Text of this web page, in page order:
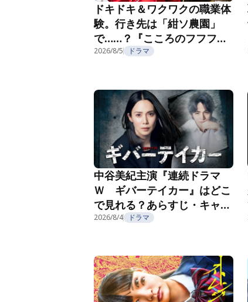
ドキドキ＆ワクワクの職業体
験。行き先は「紺ソ農園」
で……？『こころのフフフ』
第4話
2026/8/5 ドラマ
中谷美紀主演『連続ドラマ
Ｗ ギバーテイカー』はどこ
で見れる？あらすじ・キャス
ト・配信視聴方法を紹介
2026/8/4 ドラマ